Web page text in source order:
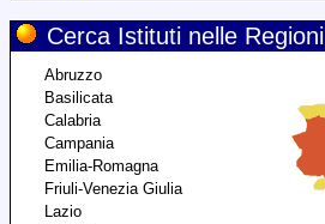
Cerca Istituti nelle Regioni
Abruzzo
Basilicata
Calabria
Campania
Emilia-Romagna
Friuli-Venezia Giulia
Lazio